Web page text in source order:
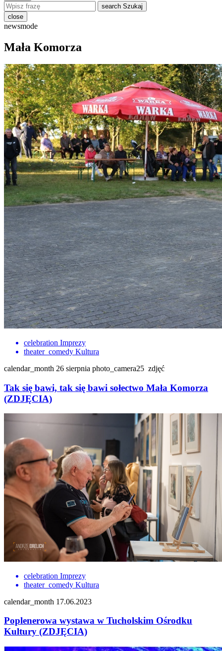
search Szukaj
close
newsmode
Mała Komorza
celebration Imprezy
theater_comedy Kultura
calendar_month 26 sierpnia photo_camera25 zdjęć
Tak się bawi, tak się bawi sołectwo Mała Komorza
(ZDJĘCIA)
celebration Imprezy
theater_comedy Kultura
calendar_month 17.06.2023
Poplenerowa wystawa w Tucholskim Ośrodku
Kultury (ZDJĘCIA)